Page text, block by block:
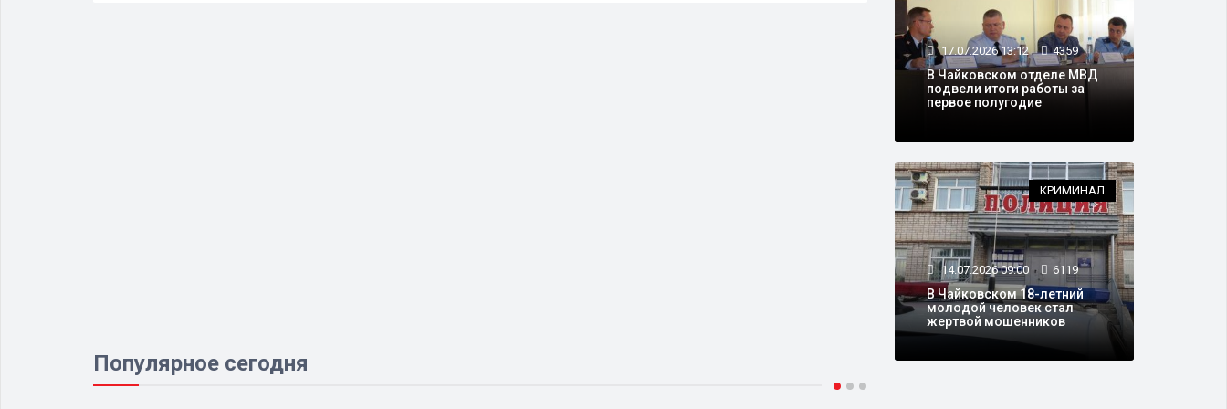
Популярное сегодня
17.07.2026 13:12 4359
В Чайковском отделе МВД
подвели итоги работы за
первое полугодие
КРИМИНАЛ
14.07.2026 09:00 6119
В Чайковском 18-летний
молодой человек стал
жертвой мошенников